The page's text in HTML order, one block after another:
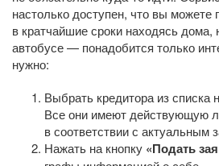
настолько доступен, что вы можете
в кратчайшие сроки находясь дома,
автобусе — понадобится только
нужно:
Выбрать кредитора из списка
Все они имеют действующую
в соответствии с актуальным
Нажать на кнопку «Подать